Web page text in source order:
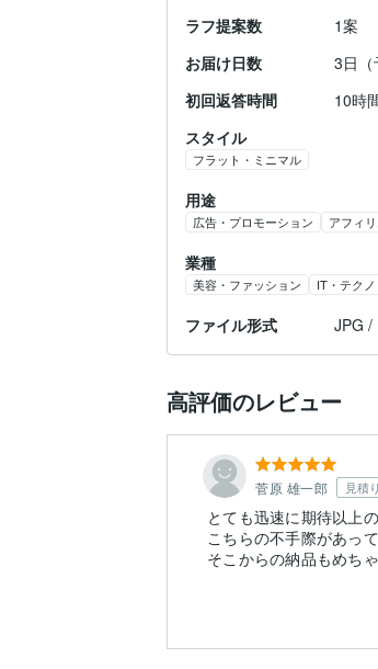
ラフ提案数
1案
お届け日数
3日（
初回返答時間
10時
スタイル
フラット・ミニマル
用途
広告・プロモーション アフィ
業種
美容・ファッション IT・テク
ファイル形式 JPG /
高評価のレビュー
菅原 雄一郎 見積
とても迅速に期待以上
こちらの不手際があっ
そこからの納品もめち